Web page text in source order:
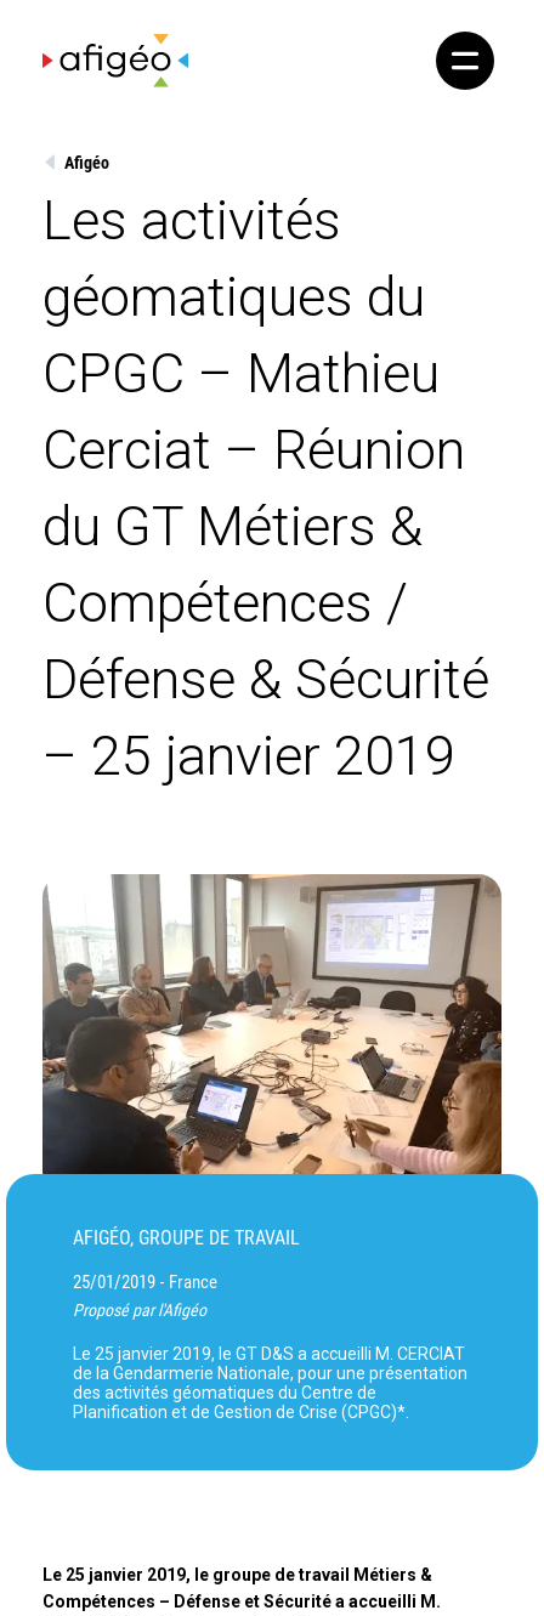
content
Afigéo
Les activités
géomatiques du
CPGC – Mathieu
Cerciat – Réunion
du GT Métiers &
Compétences /
Défense & Sécurité
– 25 janvier 2019
AFIGÉO, GROUPE DE TRAVAIL
25/01/2019 - France
Proposé par l'Afigéo
Le 25 janvier 2019, le GT D&S a accueilli M. CERCIAT
de la Gendarmerie Nationale, pour une présentation
des activités géomatiques du Centre de
Planification et de Gestion de Crise (CPGC)*.
Le 25 janvier 2019, le groupe de travail Métiers &
Compétences – Défense et Sécurité a accueilli M.